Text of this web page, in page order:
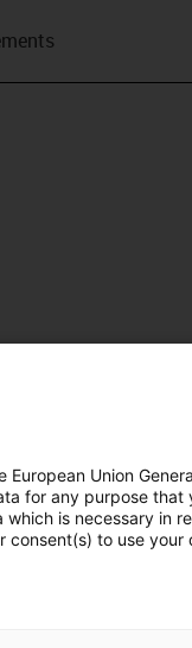
Union
for any purpose that
is necessary in
consent(s) to use your